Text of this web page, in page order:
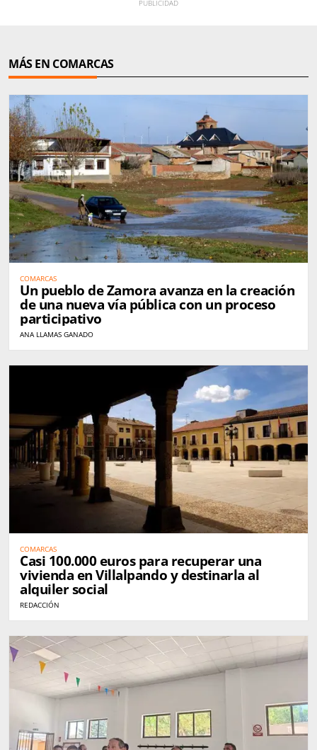
MÁS EN COMARCAS
COMARCAS
Un pueblo de Zamora avanza en la creación
de una nueva vía pública con un proceso
participativo
ANA LLAMAS GANADO
COMARCAS
Casi 100.000 euros para recuperar una
vivienda en Villalpando y destinarla al
alquiler social
REDACCIÓN